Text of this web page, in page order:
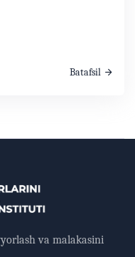
Batafsil
va malakasini